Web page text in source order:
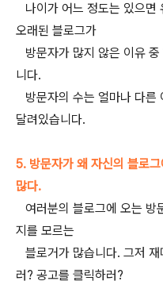
나이가 어느 정도는 있으면
오래된 블로그가
방문자가 많지 않은 이유
니다.
방문자의 수는 얼마나 다른
달려있습니다.
5. 방문자가 왜 자신의 블로
많다.
여러분의 블로그에 오는 방
지를 모르는
블로거가 많습니다. 그저
러? 공고를 클릭하러?